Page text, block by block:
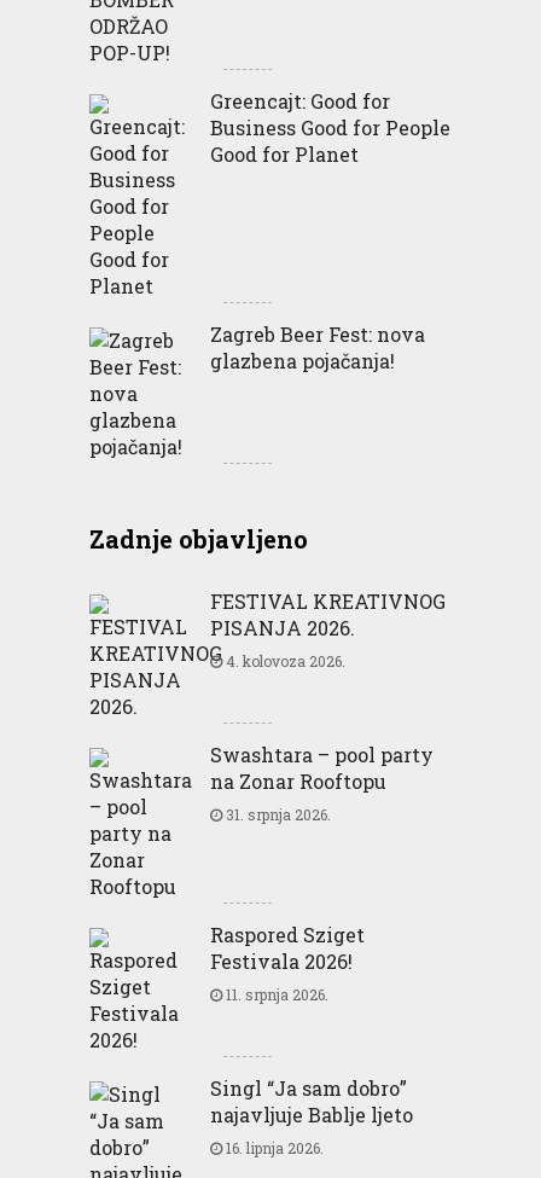
Greencajt: Good for
Business Good for People
Good for Planet
Zagreb Beer Fest: nova
glazbena pojačanja!
Zadnje objavljeno
FESTIVAL KREATIVNOG
PISANJA 2026.
4. kolovoza 2026.
Swashtara – pool party
na Zonar Rooftopu
31. srpnja 2026.
Raspored Sziget
Festivala 2026!
11. srpnja 2026.
Singl “Ja sam dobro”
najavljuje Bablje ljeto
16. lipnja 2026.